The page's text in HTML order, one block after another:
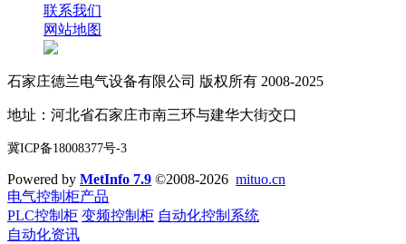
联系我们
网站地图
石家庄德兰电气设备有限公司 版权所有 2008-2025
地址：河北省石家庄市南三环与建华大街交口
冀ICP备18008377号-3
Powered by MetInfo 7.9 ©2008-2026 mituo.cn
电气控制柜产品
PLC控制柜 变频控制柜 自动化控制系统
自动化资讯